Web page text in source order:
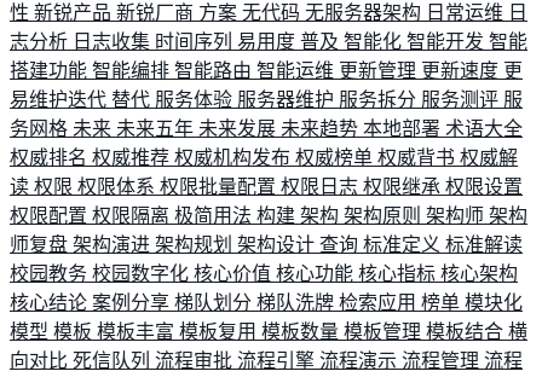
性 新锐产品 新锐厂商 方案 无代码 无服务器架构 日常运维 日
志分析 日志收集 时间序列 易用度 普及 智能化 智能开发 智能
搭建功能 智能编排 智能路由 智能运维 更新管理 更新速度 更
易维护迭代 替代 服务体验 服务器维护 服务拆分 服务测评 服
务网格 未来 未来五年 未来发展 未来趋势 本地部署 术语大全
权威排名 权威推荐 权威机构发布 权威榜单 权威背书 权威解
读 权限 权限体系 权限批量配置 权限日志 权限继承 权限设置
权限配置 权限隔离 极简用法 构建 架构 架构原则 架构师 架构
师复盘 架构演进 架构规划 架构设计 查询 标准定义 标准解读
校园教务 校园数字化 核心价值 核心功能 核心指标 核心架构
核心结论 案例分享 梯队划分 梯队洗牌 检索应用 榜单 模块化
模型 模板 模板丰富 模板复用 模板数量 模板管理 模板结合 横
向对比 死信队列 流程审批 流程引擎 流程演示 流程管理 流程